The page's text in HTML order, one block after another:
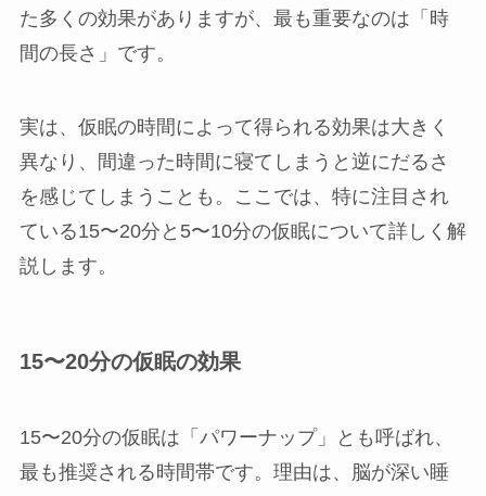
た多くの効果がありますが、最も重要なのは「時
間の長さ」です。
実は、仮眠の時間によって得られる効果は大きく
異なり、間違った時間に寝てしまうと逆にだるさ
を感じてしまうことも。ここでは、特に注目され
ている15〜20分と5〜10分の仮眠について詳しく解
説します。
15〜20分の仮眠の効果
15〜20分の仮眠は「パワーナップ」とも呼ばれ、
最も推奨される時間帯です。理由は、脳が深い睡